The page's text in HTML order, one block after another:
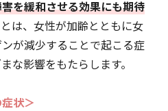
を緩和させる効果にも期待
は、女性が加齢とともに女
が減少することで起こる症
な影響をもたらします。
状＞